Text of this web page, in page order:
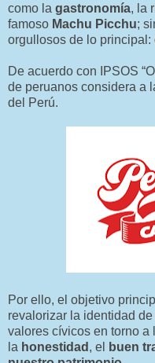
como la gastronomía, la
famoso Machu Picchu;
orgullosos de lo principal:
De acuerdo con IPSOS
de peruanos considera a
del Perú.
Por ello, el objetivo
revalorizar la identidad
valores cívicos en torno a
la honestidad , el buen